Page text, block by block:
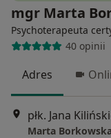
mgr Marta
Psychoterapeuta
40 opinii
Adres
płk. Jana
Marta